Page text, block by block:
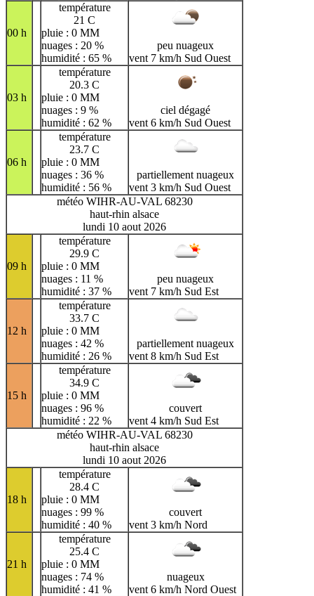
00 h
température
21 C
pluie : 0 MM
nuages : 20 %
humidité : 65 %
peu nuageux
vent 7 km/h Sud Ouest
03 h
température
20.3 C
pluie : 0 MM
nuages : 9 %
humidité : 62 %
ciel dégagé
vent 6 km/h Sud Ouest
06 h
température
23.7 C
pluie : 0 MM
nuages : 36 %
humidité : 56 %
partiellement nuageux
vent 3 km/h Sud Ouest
météo WIHR-AU-VAL 68230
haut-rhin alsace
lundi 10 aout 2026
09 h
température
29.9 C
pluie : 0 MM
nuages : 11 %
humidité : 37 %
peu nuageux
vent 7 km/h Sud Est
12 h
température
33.7 C
pluie : 0 MM
nuages : 42 %
humidité : 26 %
partiellement nuageux
vent 8 km/h Sud Est
15 h
température
34.9 C
pluie : 0 MM
nuages : 96 %
humidité : 22 %
couvert
vent 4 km/h Sud Est
météo WIHR-AU-VAL 68230
haut-rhin alsace
lundi 10 aout 2026
18 h
température
28.4 C
pluie : 0 MM
nuages : 99 %
humidité : 40 %
couvert
vent 3 km/h Nord
21 h
température
25.4 C
pluie : 0 MM
nuages : 74 %
humidité : 41 %
nuageux
vent 6 km/h Nord Ouest